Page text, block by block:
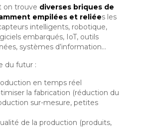
on trouve diverses briques de
empilées et reliées les
intelligents, robotique,
embarqués, IoT, outils
systèmes d’information…
du futur :
en temps réel
la fabrication (réduction du
sur-mesure, petites
de la production (produits,